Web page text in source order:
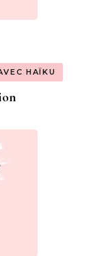
HAÏKU